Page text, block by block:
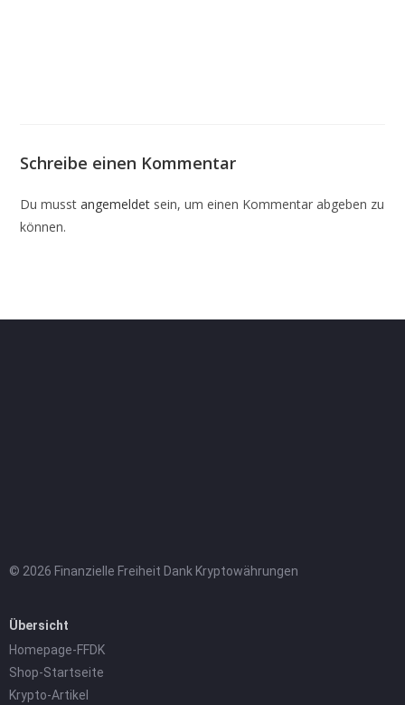
Schreibe einen Kommentar
Du musstangemeldet sein, um einen Kommentar abgeben zu
können.
© 2026 Finanzielle Freiheit Dank Kryptowährungen
Übersicht
Homepage-FFDK
Shop-Startseite
Krypto-Artikel